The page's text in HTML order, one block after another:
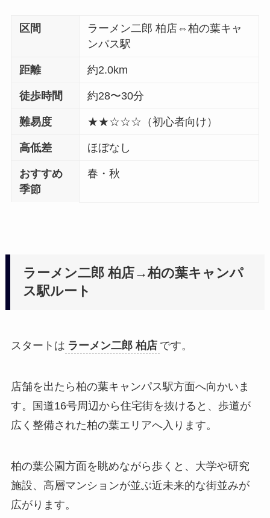
区間
ラーメン二郎 柏店⇔柏の葉キャ
ンパス駅
距離 約2.0km
徒歩時間 約28〜30分
難易度 ★★☆☆☆（初心者向け）
高低差 ほぼなし
おすすめ
季節
春・秋
ラーメン二郎 柏店→柏の葉キャンパ
ス駅ルート
スタートは ラーメン二郎 柏店 です。
店舗を出たら柏の葉キャンパス駅方面へ向かいま
す。国道16号周辺から住宅街を抜けると、歩道が
広く整備された柏の葉エリアへ入ります。
柏の葉公園方面を眺めながら歩くと、大学や研究
施設、高層マンションが並ぶ近未来的な街並みが
広がります。